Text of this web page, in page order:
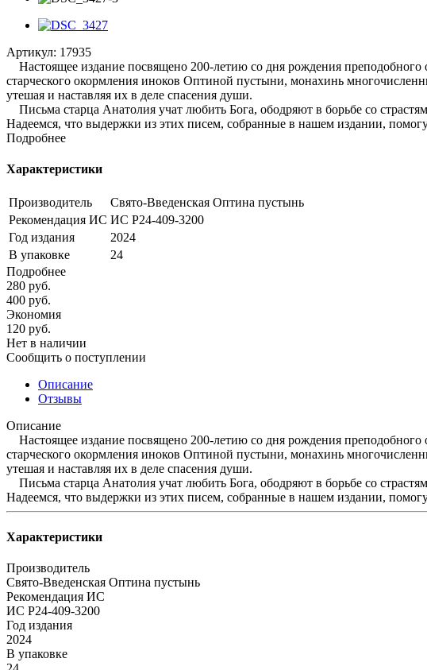
Артикул: 17935
Настоящее издание посвящено 200-летию со дня рождения
старческого окормления иноков Оптиной пустыни, монахинь
утешая и наставляя их в деле спасения души.
Письма старца Анатолия учат любить Бога, ободряют в борьбе со
Надеемся, что выдержки из этих писем, собранные в нашем издании,
Подробнее
Характеристики
Производитель
Свято-Введенская Оптина пустынь
Рекомендация ИС ИС Р24-409-3200
Год издания
2024
В упаковке
24
Подробнее
280 руб.
400 руб.
Экономия
120 руб.
Нет в наличии
Сообщить о поступлении
Описание
Отзывы
Описание
Настоящее издание посвящено 200-летию со дня рождения
старческого окормления иноков Оптиной пустыни, монахинь
утешая и наставляя их в деле спасения души.
Письма старца Анатолия учат любить Бога, ободряют в борьбе со
Надеемся, что выдержки из этих писем, собранные в нашем издании,
Характеристики
Производитель
Свято-Введенская Оптина пустынь
Рекомендация ИС
ИС Р24-409-3200
Год издания
2024
В упаковке